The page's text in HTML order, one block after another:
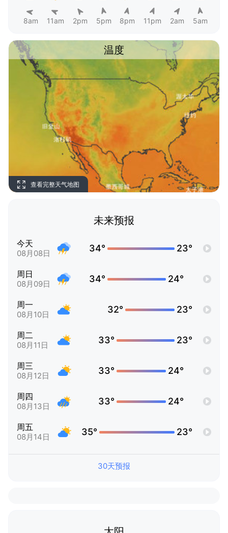
8am 11am 2pm 5pm 8pm 11pm 2am 5am
温度
查看完整天气地图
未来预报
今天
08月08日 34° 23°
周日
08月09日 34° 24°
周一
08月10日 32° 23°
周二
08月11日 33° 23°
周三
08月12日 33° 24°
周四
08月13日 33° 24°
周五
08月14日 35° 23°
30天预报